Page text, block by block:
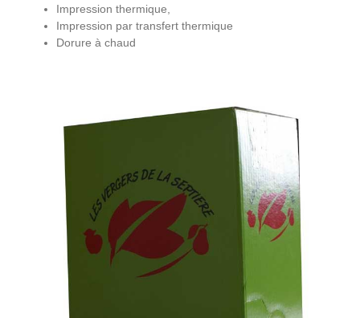
Impression thermique,
Impression par transfert thermique
Dorure à chaud